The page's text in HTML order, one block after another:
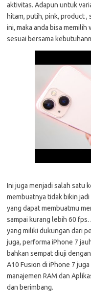
aktivitas. Adapun untuk
hitam, putih, pink, product ,
ini, maka anda bisa memilih
sesuai bersama
Ini juga menjadi salah satu
membuatnya tidak bikin
yang dapat membuatmu
sampai kurang lebih 60
yang miliki dukungan dari
juga, performa iPhone 7
bahkan sempat diuji
A10 Fusion di iPhone 7
manajemen RAM dan
dan berimbang.